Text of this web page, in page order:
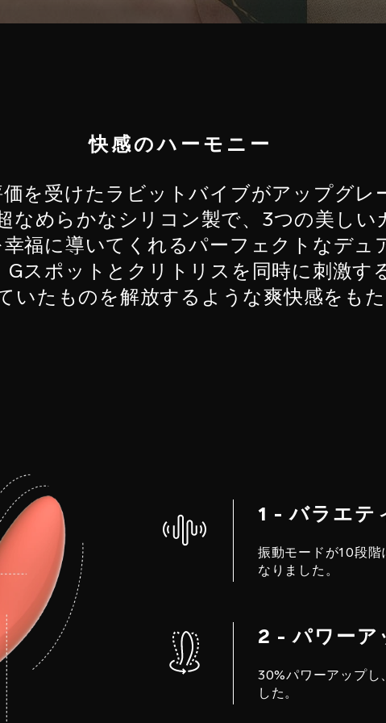
快感のハーモニー
を受けたラビットバイブがアップグレ
なめらかなシリコン製で、3つの美しい
福に導いてくれるパーフェクトなデュ
スポットとクリトリスを同時に刺激す
いたものを解放するような爽快感をもた
1 - バラエテ
振動モードが10段
なりました。
2 - パワーア
30%パワーアップし
した。